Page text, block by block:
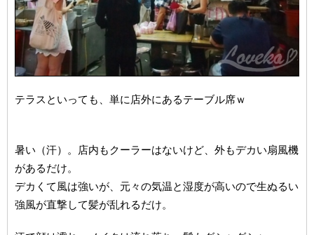
テラスといっても、単に店外にあるテーブル席ｗ
暑い（汗）。店内もクーラーはないけど、外もデカい扇風機
があるだけ。
デカくて風は強いが、元々の気温と湿度が高いので生ぬるい
強風が直撃して髪が乱れるだけ。